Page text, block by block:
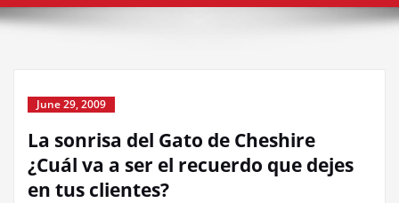
June 29, 2009
La sonrisa del Gato de Cheshire
¿Cuál va a ser el recuerdo que dejes
en tus clientes?